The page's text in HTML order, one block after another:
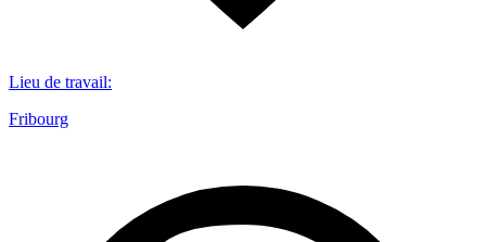
Lieu de travail:
Fribourg